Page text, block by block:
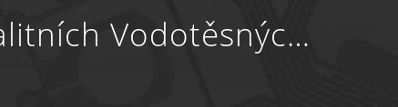
Vodotěsných